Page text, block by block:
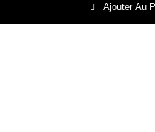
Ajouter Au